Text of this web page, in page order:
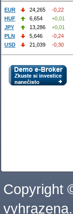
EUR 24,265
-0,22
HUF
6,654
+0,01
JPY
13,286
+0,01
PLN
5,646
-0,24
USD
21,039 -0,30
Copyright
vyhrazena.